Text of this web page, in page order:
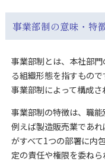
事業部制の意味・特
事業部制とは、本社部
る組織形態を指すもので
事業部制によって構成さ
事業部制の特徴は、職能
例えば製造販売業であ
がすべて1つの部署に内
定の責任や権限を委ねら